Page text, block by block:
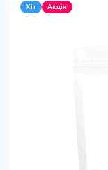
Хіт Акція